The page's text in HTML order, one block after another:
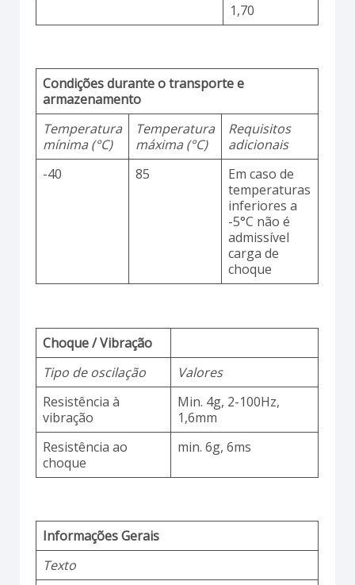
1,70
Condições durante o transporte e
armazenamento
Temperatura
mínima (°C)
Temperatura
máxima (°C)
Requisitos
adicionais
-40
85
Em caso de
temperaturas
inferiores a
-5°C não é
admissível
carga de
choque
Choque / Vibração
Tipo de oscilação
Valores
Resistência à
vibração
Min. 4g, 2-100Hz,
1,6mm
Resistência ao
choque
min. 6g, 6ms
Informações Gerais
Texto